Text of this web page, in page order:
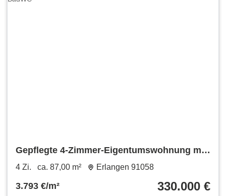
Gepflegte 4-Zimmer-Eigentumswohnung mit
modernisiertem BadWC
4 Zi. ca. 87,00 m² Erlangen 91058
3.793 €/m² 330.000 €